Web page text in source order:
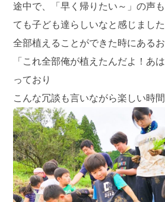
途中で、「早く帰りたい～」の声
ても子ども達らしいなと感じました
全部植えることができた時にあるお
「これ全部俺が植えたんだよ！あ
っており
こんな冗談も言いながら楽しい時